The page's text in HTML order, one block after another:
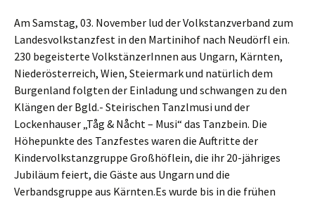
Am Samstag, 03. November lud der Volkstanzverband zum
Landesvolkstanzfest in den Martinihof nach Neudörfl ein.
230 begeisterte VolkstänzerInnen aus Ungarn, Kärnten,
Niederösterreich, Wien, Steiermark und natürlich dem
Burgenland folgten der Einladung und schwangen zu den
Klängen der Bgld.- Steirischen Tanzlmusi und der
Lockenhauser „Tåg & Nåcht – Musi“ das Tanzbein. Die
Höhepunkte des Tanzfestes waren die Auftritte der
Kindervolkstanzgruppe Großhöflein, die ihr 20-jähriges
Jubiläum feiert, die Gäste aus Ungarn und die
Verbandsgruppe aus Kärnten.Es wurde bis in die frühen